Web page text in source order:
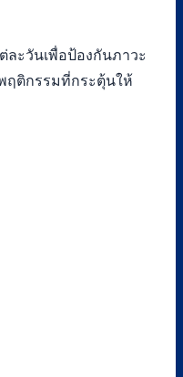
ละวันเพื่อป้องกันภาวะ
ฤติกรรมที่กระตุ้นให้